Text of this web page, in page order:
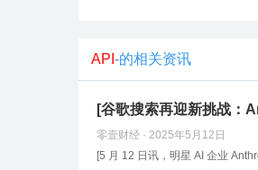
API -的相关资讯
[谷歌搜索再迎新挑战：
零壹财经 · 2025年5月12日
[5 月 12 日讯，明星 AI 企业